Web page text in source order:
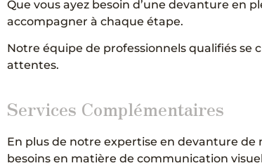
Que vous ayez besoin d’une devanture en
accompagner à chaque étape.
Notre équipe de professionnels qualifiés se
attentes.
Services Complémentaires
En plus de notre expertise en devanture
besoins en matière de communication